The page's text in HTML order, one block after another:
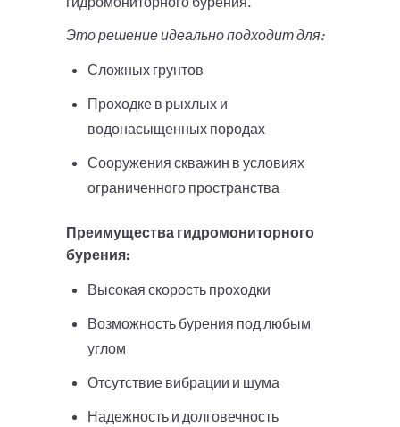
Это решение идеально подходит для:
Сложных грунтов
Проходке в рыхлых и
водонасыщенных породах
Сооружения скважин в условиях
ограниченного пространства
Преимущества гидромониторного
бурения:
Высокая скорость проходки
Возможность бурения под любым
углом
Отсутствие вибрации и шума
Надежность и долговечность